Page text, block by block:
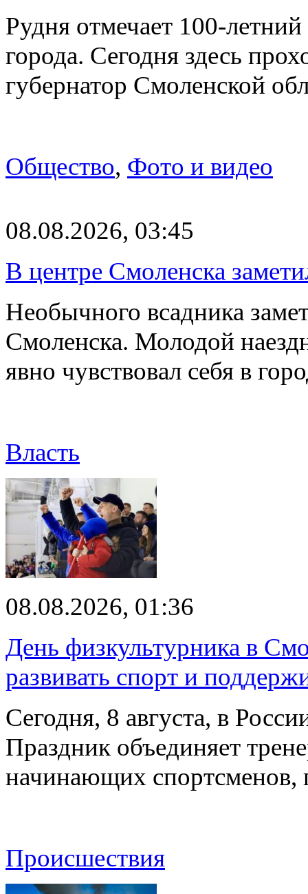
Рудня отмечает 100-
города. Сегодня здесь
губернатор Смоленской
Общество, Фото и видео
08.08.2026, 03:45
В центре Смоленска
Необычного всадника
Смоленска. Молодой
явно чувствовал себя в
Власть
08.08.2026, 01:36
День физкультурника в
развивать спорт и
Сегодня, 8 августа, в
Праздник объединяет
начинающих
Происшествия